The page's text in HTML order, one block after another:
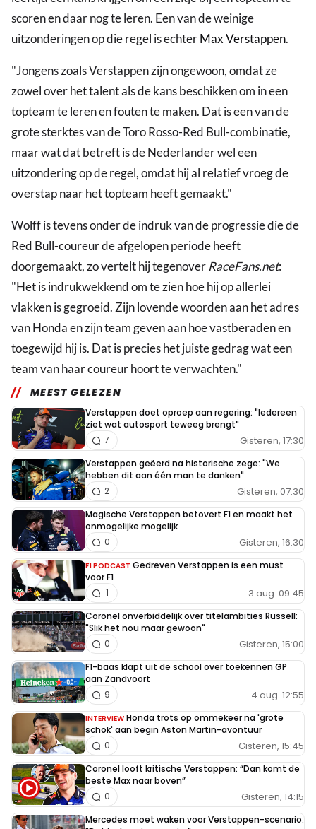
scoren en daar nog te leren. Een van de weinige
uitzonderingen op die regel is echterMax Verstappen.
"Jongens zoals Verstappen zijn ongewoon, omdat ze
zowel over het talent als de kans beschikken om in een
topteam te leren en fouten te maken. Dat is een van de
grote sterktes van de Toro Rosso-Red Bull-combinatie,
maar wat dat betreft is de Nederlander wel een
uitzondering op de regel, omdat hij al relatief vroeg de
overstap naar het topteam heeft gemaakt."
Wolff is tevens onder de indruk van de progressie die de
Red Bull-coureur de afgelopen periode heeft
doorgemaakt, zo vertelt hij tegenover RaceFans.net:
"Het is indrukwekkend om te zien hoe hij op allerlei
vlakken is gegroeid. Zijn lovende woorden aan het adres
van Honda en zijn team geven aan hoe vastberaden en
toegewijd hij is. Dat is precies het juiste gedrag wat een
team van haar coureur hoort te verwachten."
MEEST GELEZEN
Verstappen doet oproep aan regering: "Iedereen
ziet wat autosport teweeg brengt"
Gisteren, 17:30
7
Verstappen geëerd na historische zege: "We
hebben dit aan één man te danken"
Gisteren, 07:30
2
Magische Verstappen betovert F1 en maakt het
onmogelijke mogelijk
Gisteren, 16:30
0
F1 PODCAST Gedreven Verstappen is een must
voor F1
3 aug. 09:45
1
Coronel onverbiddelijk over titelambities Russell:
"Slik het nou maar gewoon"
Gisteren, 15:00
0
F1-baas klapt uit de school over toekennen GP
aan Zandvoort
4 aug. 12:55
9
INTERVIEW Honda trots op ommekeer na 'grote
schok' aan begin Aston Martin-avontuur
Gisteren, 15:45
0
Coronel looft kritische Verstappen: “Dan komt de
beste Max naar boven”
Gisteren, 14:15
0
Mercedes moet waken voor Verstappen-scenario: